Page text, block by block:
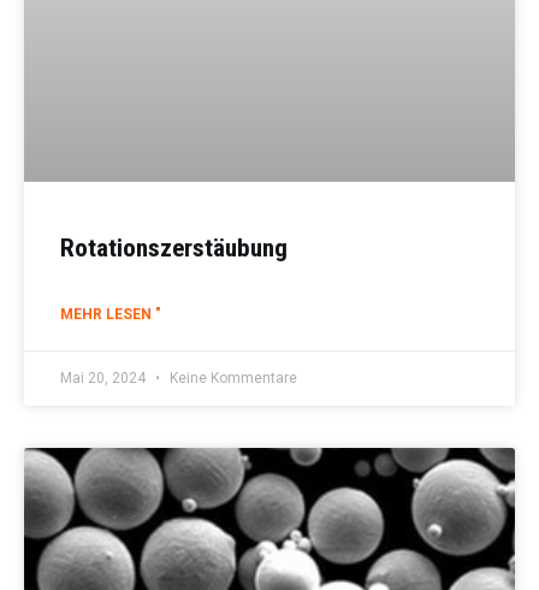
Rotationszerstäubung
MEHR LESEN "
Mai 20, 2024 Keine Kommentare